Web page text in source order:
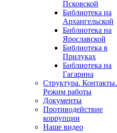
Псковской
Библиотека на
Архангельской
Библиотека на
Ярославской
Библиотека в
Прилуках
Библиотека на
Гагарина
Структура. Контакты.
Режим работы
Документы
Противодействие
коррупции
Наше видео